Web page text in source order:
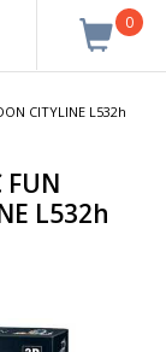
0
CITYLINE L532h
FUN
L532h